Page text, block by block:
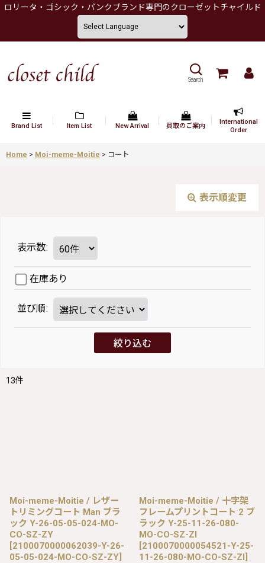
ロリータ・ゴシック・パンクブランド専門のクローゼットチャイルド
Search
Brand List Item List New Arrival 買取のご案内
International
Order
Home > Moi-meme-Moitie > コート
表示順変更
表示数:
在庫あり
並び順:
絞り込む
13件
Moi-meme-Moitie / レザー
トリミングコート Man ブラ
ック Y-26-05-05-024-MO-
CO-SZ-ZY
[2100070000062039-Y-26-
05-05-024-MO-CO-SZ-ZY]
Moi-meme-Moitie / 十字架
フレームプリントコート 2 ブ
ラック Y-25-11-26-080-
MO-CO-SZ-ZI
[2100070000054521-Y-25-
11-26-080-MO-CO-SZ-ZI]